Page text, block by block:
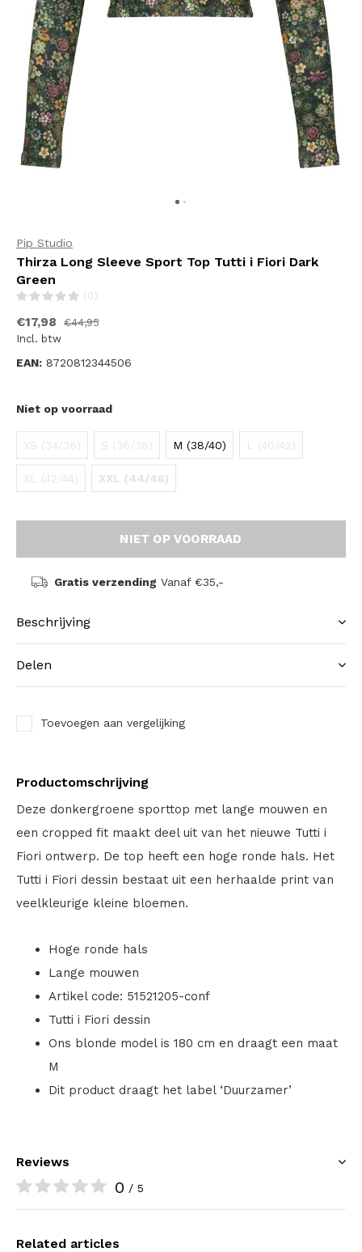
Pip Studio
Thirza Long Sleeve Sport Top Tutti i Fiori Dark
Green
(0)
€17,98
€44,95
Incl. btw
EAN: 8720812344506
Niet op voorraad
XS (34/36) S (36/38) M (38/40) L (40/42)
XL (42/44) XXL (44/46)
NIET OP VOORRAAD
Gratis verzending Vanaf €35,-
Beschrijving
Delen
Toevoegen aan vergelijking
Productomschrijving
Deze donkergroene sporttop met lange mouwen en
een cropped fit maakt deel uit van het nieuwe Tutti i
Fiori ontwerp. De top heeft een hoge ronde hals. Het
Tutti i Fiori dessin bestaat uit een herhaalde print van
veelkleurige kleine bloemen.
Hoge ronde hals
Lange mouwen
Artikel code: 51521205-conf
Tutti i Fiori dessin
Ons blonde model is 180 cm en draagt een maat
M
Dit product draagt het label ‘Duurzamer’
Reviews
0 / 5
Related articles